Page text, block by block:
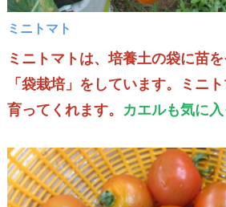
ミニトマト
ミニトマトは、培養土の袋に苗
「袋栽培」をしています。ミニ
育ってくれます。 カエルも気に